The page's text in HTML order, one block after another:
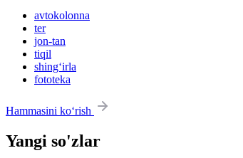
avtokolonna
ter
jon-tan
tiqil
shing‘irla
fototeka
Hammasini ko‘rish
Yangi so'zlar